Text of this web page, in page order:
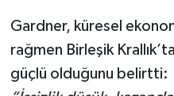
Gardner, küresel
rağmen Birleşik
güçlü olduğunu belirtti: